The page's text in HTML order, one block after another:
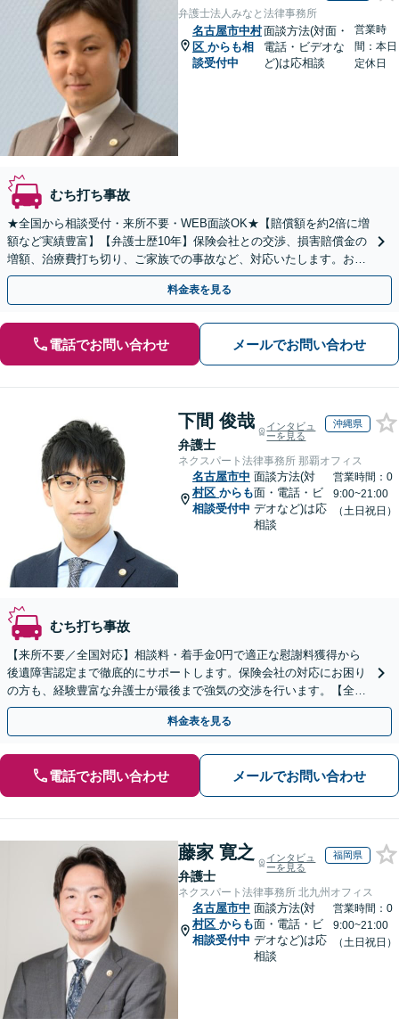
弁護士法人みなと法律事務所
名古屋市中村
区 からも相
談受付中
面談方法(対面・
電話・ビデオな
ど)は応相談
営業時
間：本日
定休日
むち打ち事故
★全国から相談受付・来所不要・WEB面談OK★【賠償額を約2倍に増
額など実績豊富】【弁護士歴10年】保険会社との交渉、損害賠償金の
増額、治療費打ち切り、ご家族での事故など、対応いたします。お早
めにご相談ください【初回相談・着手金無料】
料金表を見る
電話でお問い合わせ メールでお問い合わせ
下間 俊哉
弁護士
インタビュ
ーを見る
沖縄県
ネクスパート法律事務所 那覇オフィス
名古屋市中
村区 からも
相談受付中
面談方法(対
面・電話・ビ
デオなど)は応
相談
営業時間：0
9:00~21:00
（土日祝日）
むち打ち事故
【来所不要／全国対応】相談料・着手金0円で適正な慰謝料獲得から
後遺障害認定まで徹底的にサポートします。保険会社の対応にお困り
の方も、経験豊富な弁護士が最後まで強気の交渉を行います。【全国
13拠点】お気軽にご相談ください。
料金表を見る
電話でお問い合わせ メールでお問い合わせ
藤家 寛之
弁護士
インタビュ
ーを見る
福岡県
ネクスパート法律事務所 北九州オフィス
名古屋市中
村区 からも
相談受付中
面談方法(対
面・電話・ビ
デオなど)は応
相談
営業時間：0
9:00~21:00
（土日祝日）